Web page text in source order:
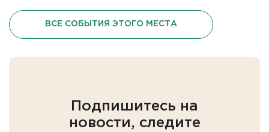
ВСЕ СОБЫТИЯ ЭТОГО МЕСТА
Подпишитесь на
новости, следите